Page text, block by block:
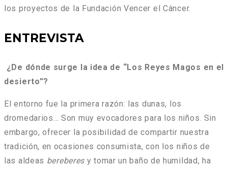
los proyectos de la Fundación Vencer el Cáncer.
ENTREVISTA
¿De dónde surge la idea de “Los Reyes Magos en el
desierto”?
El entorno fue la primera razón: las dunas, los
dromedarios… Son muy evocadores para los niños. Sin
embargo, ofrecer la posibilidad de compartir nuestra
tradición, en ocasiones consumista, con los niños de
las aldeas bereberes y tomar un baño de humildad, ha